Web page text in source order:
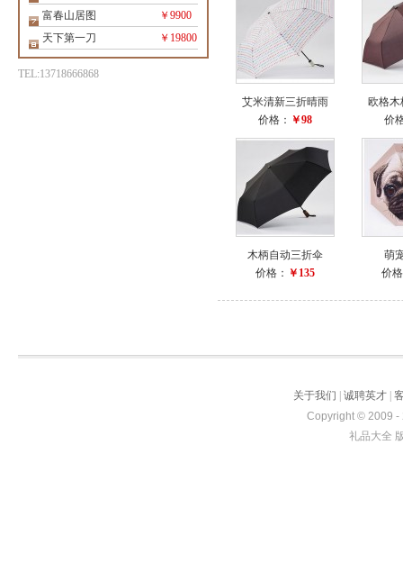
富春山居图
￥9900
天下第一刀
￥19800
TEL:13718666868
艾米清新三折晴雨
价格： ￥98
欧格
价
木柄自动三折伞
价格： ￥135
萌
价
关于我们 诚聘英才
Copyright © 2009 -
礼品大全